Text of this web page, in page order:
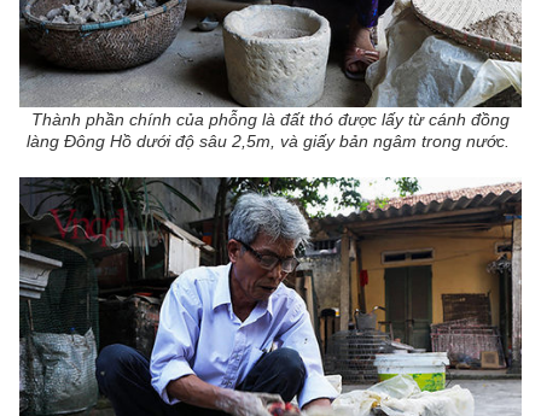
Thành phần chính của phỗng là đất thó được lấy từ cánh đồng
làng Đông Hồ dưới độ sâu 2,5m, và giấy bản ngâm trong nước.